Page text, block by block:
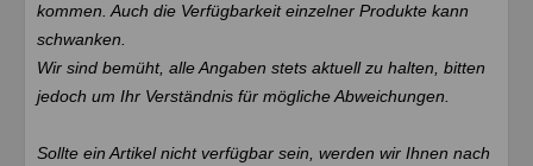
kommen. Auch die Verfügbarkeit einzelner Produkte kann
schwanken.
Wir sind bemüht, alle Angaben stets aktuell zu halten, bitten
jedoch um Ihr Verständnis für mögliche Abweichungen.
Sollte ein Artikel nicht verfügbar sein, werden wir Ihnen nach